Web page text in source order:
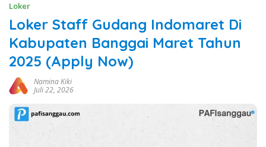
Loker
Loker Staff Gudang Indomaret Di
Kabupaten Banggai Maret Tahun
2025 (Apply Now)
Namina Kiki
Juli 22, 2026